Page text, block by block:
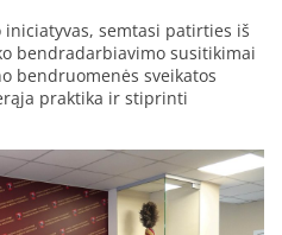
semtasi patirties iš
bendradarbiavimo susitikimai
bendruomenės sveikatos
praktika ir stiprinti